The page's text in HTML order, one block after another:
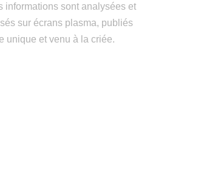
informations sont analysées et
sur écrans plasma, publiés
unique et venu à la criée.